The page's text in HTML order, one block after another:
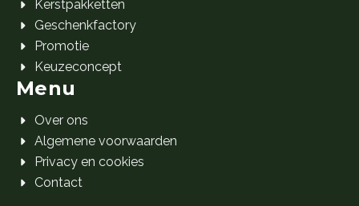
Kerstpakketten
Geschenkfactory
Promotie
Keuzeconcept
Menu
Over ons
Algemene voorwaarden
Privacy en cookies
Contact